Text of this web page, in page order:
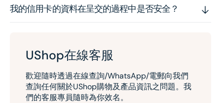
我的信用卡的資料在呈交的過程中是否安全？
UShop在線客服
歡迎隨時透過在線查詢/WhatsApp/電郵向我們
查詢任何關於UShop購物及產品資訊之問題。我
們的客服專員隨時為你效名。